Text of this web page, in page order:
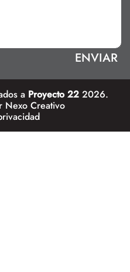
a Proyecto 22 2026.
Nexo Creativo